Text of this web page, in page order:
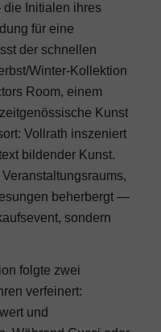
Initialen ihres
für eine
der schnellen
Winter-Kollektion
Room, einem
Kunst
Vollrath inszeniert
bildender Kunst.
beherbergt —
sondern
folgte zwei
verfeinert:
und